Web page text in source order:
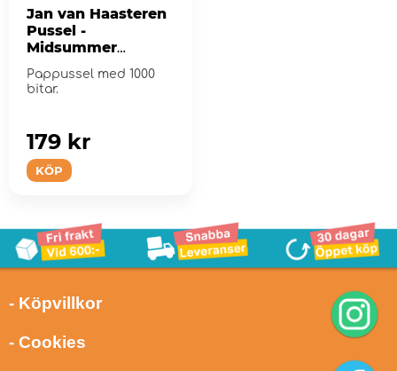
Jan van Haasteren
Pussel -
Midsummer
Festival 1000 Bitar
Pappussel med 1000
bitar.
KÖP
179 kr
- Köpvillkor
- Cookies